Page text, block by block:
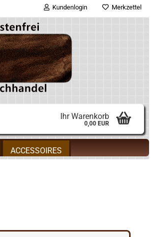
Kundenlogin Merkzettel
Ihr Warenkorb
0,00 EUR
ACCESSOIRES